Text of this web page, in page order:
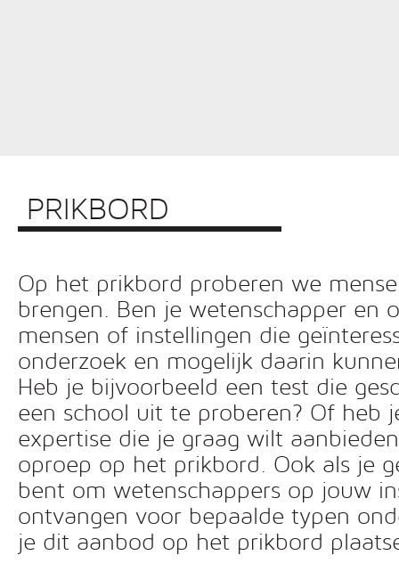
PRIKBORD
Op het prikbord proberen we
brengen. Ben je wetenschapper en
mensen of instellingen die
onderzoek en mogelijk daarin
Heb je bijvoorbeeld een test die
een school uit te proberen? Of heb
expertise die je graag wilt
oproep op het prikbord. Ook als je
bent om wetenschappers op jouw
ontvangen voor bepaalde typen
je dit aanbod op het prikbord